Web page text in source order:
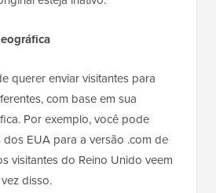
querer enviar visitantes para
com base em sua
Por exemplo, você pode
dos EUA para a versão .com de
visitantes do Reino Unido veem
disso.